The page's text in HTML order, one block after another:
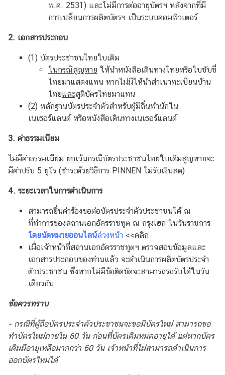
T
M
B
A
S
Y
A
M
H
A
L
N
D
พ.ศ. 2531) และไม่มีการต่ออายุบัตรฯ หลังจากที่มี
การเปลี่ยนการผลิตบัตรฯ เป็นระบบคอมพิวเตอร์
2. เอกสารประกอบ
(1) บัตรประชาชนไทยใบเดิม
ในกรณีสูญหาย ให้นำหนังสือเดินทางไทยหรือใบชับขี่
ไทยมาแสดงแทน หากไม่มีให้นำสำเนาทะเบียนบ้าน
ไทยและสูติบัตรไทยมาแทน
(2) หลักฐานบัตรประจำตัวสำหรับผู้มีถิ่นพำนักใน
เนเธอร์แลนด์ หรือหนังสือเดินทางเนเธอร์แลนด์
3. ค่าธรรมเนียม
ไม่มีค่าธรรมเนียม ยกเว้นกรณีบัตรประชาชนไทยใบเดิมสูญหายจะ
มีค่าปรับ 5 ยูโร (ชำระด้วยวิธีการ PINNEN ไม่รับเงินสด)
4. ระยะเวลาในการดำเนินการ
สามารถยื่นคำร้องขอต่อบัตรประจำตัวประชาชนได้ ณ
ที่ทำการของสถานเอกอัครราชทูต ณ กรุงเฮก ในวันราชการ
โดยนัดหมายออนไลน์ล่วงหน้า <<คลิก
เมื่อเจ้าหน้าที่สถานเอกอัครราชทูตฯ ตรวจสอบข้อมูลและ
เอกสารประกอบของท่านแล้ว จะดำเนินการผลิตบัตรประจำ
ตัวประชาชน ซึ่งหากไม่มีข้อติดขัดจะสามารถรอรับได้ในวัน
เดียวกัน
ข้อควรทราบ
- กรณีที่ผู้ถือบัตรประจำตัวประชาชนจะขอมีบัตรใหม่ สามารถขอ
ทำบัตรใหม่ภายใน 60 วัน ก่อนที่บัตรเดิมหมดอายุได้ แต่หากบัตร
เดิมมีอายุเหลือมากกว่า 60 วัน เจ้าหน้าที่ไม่สามารถดำเนินการ
ออกบัตรใหม่ได้